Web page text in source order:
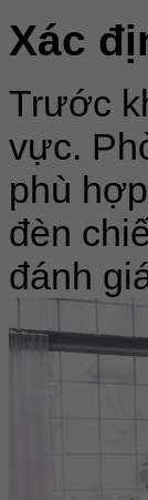
Xác
Trước
vực.
phù
đèn
đánh